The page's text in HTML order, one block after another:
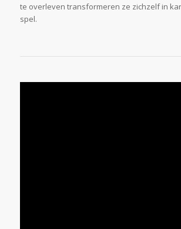
te overleven transformeren ze zichzelf in
spel.